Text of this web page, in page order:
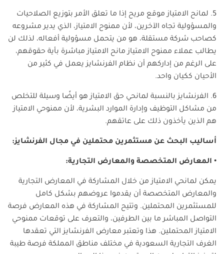
5. لمانح الامتياز موقع مريح إذا ما تعلق الأمر بتوزيع الصلاحيات
والمسؤولية تجاه الآخرين، لأن ممنوح الامتياز، الذي يدير مشروعه
كصاحب شركة مستقلة، هو من يتحمل مسؤولية أفعاله، لذلك لن
يطالب عملاء ممنوح الامتياز مانح الامتياز مباشرة بأية حقوقهم،
على الرغم من إداركهم أن نظام الفرنشايز يعمل في كثير من
الأحيان ككيان واحد.
6. الفرنشايز بالنسبة لمانحي حق الامتياز هو أيضًا وسيلة للتخلص
من مشاكل التوظيف وإدارة الموارد البشرية، لأن ممنوحي الامتياز
هم الذين يأخذون ذلك على عاتقهم.
أساليب البحث عن مستثمرين محتملين في مجال الفرنشايز:
• المعارض المتخصصة والمعارض التجارية:
يمكن لمانحي الامتياز من خلال المشاركة في المعارض التجارية
والمعارض المتخصصة أن يقدموا عروضهم بشكل كامل
للمستثمرين المحتملين. وتتيح المشاركة في هذه المعارض فرصة
التواصل المباشر ما بين الطرفين، والتعرف على توقعات ممنوحي
الامتياز المحتملين. هذا وتعتبر معارض الفرنشايز التي تعقدها
الغرف التجارية السعودية في مختلف مناطق المملكة فرصة طيبة